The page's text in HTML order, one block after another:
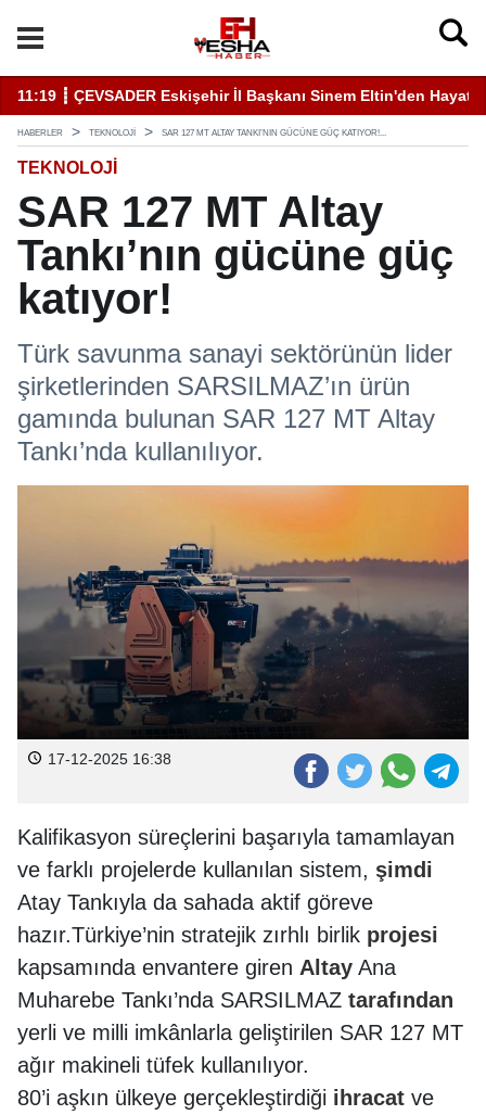
11:19 ┋ ÇEVSADER Eskişehir İl Başkanı Sinem Eltin'den
HABERLER TEKNOLOJI SAR 127 MT ALTAY TANKI’NIN GÜCÜNE GÜÇ KATIYOR!...
TEKNOLOJI
SAR 127 MT Altay
Tankı’nın gücüne güç
katıyor!
Türk savunma sanayi sektörünün lider
şirketlerinden SARSILMAZ’ın ürün
gamında bulunan SAR 127 MT Altay
Tankı’nda kullanılıyor.
17-12-2025 16:38
Kalifikasyon süreçlerini başarıyla tamamlayan
ve farklı projelerde kullanılan sistem, şimdi
Atay Tankıyla da sahada aktif göreve
hazır.Türkiye’nin stratejik zırhlı birlik projesi
kapsamında envantere giren Altay Ana
Muharebe Tankı’nda SARSILMAZ tarafından
yerli ve milli imkânlarla geliştirilen SAR 127 MT
ağır makineli tüfek kullanılıyor.
80’i aşkın ülkeye gerçekleştirdiği ihracat ve